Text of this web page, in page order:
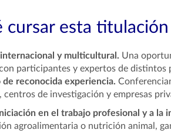
cursar esta titulación
y multicultural. Una
participantes y expertos de distintos
de reconocida experiencia.
centros de investigación y empresas
en el trabajo profesional y a la
agroalimentaria o nutrición animal,